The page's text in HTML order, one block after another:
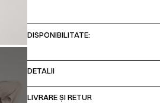
DISPONIBILITATE:
DETALII
LIVRARE ȘI RETUR